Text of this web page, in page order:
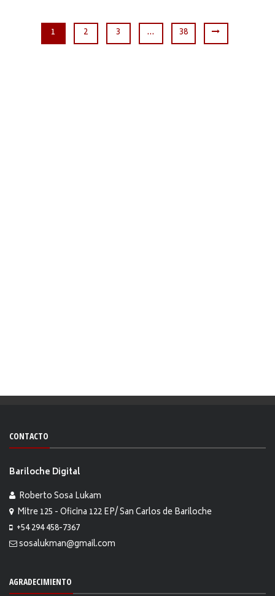
1 2 3 … 38
CONTACTO
Bariloche Digital
Roberto Sosa Lukam
Mitre 125 - Oficina 122 EP/ San Carlos de Bariloche
+54 294 458-7367
sosalukman@gmail.com
AGRADECIMIENTO